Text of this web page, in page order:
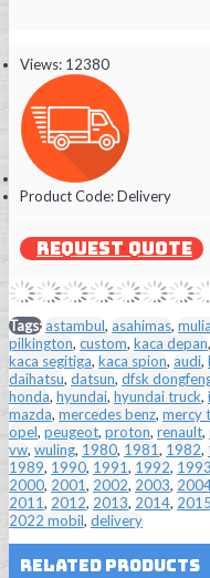
Views: 12380
Product Code:Delivery
REQUEST QUOTE
Tags:astambul, asahimas,
pilkington, custom, kaca depan,
kaca segitiga, kaca spion, audi,
daihatsu, datsun, dfsk
honda, hyundai, hyundai truck,
mazda, mercedes benz, mercy
opel, peugeot, proton, renault,
vw, wuling, 1980, 1981, 1982,
1989, 1990, 1991, 1992, 1993
2000, 2001, 2002, 2003,
2011, 2012, 2013, 2014, 2015
2022 mobil, delivery
Related Products